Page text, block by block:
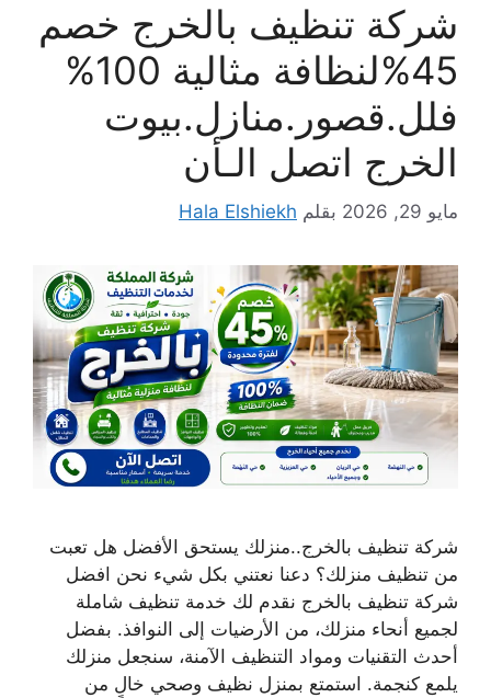
شركة تنظيف بالخرج خصم
45%لنظافة مثالية 100%
فلل.قصور.منازل.بيوت
الخرج اتصل الـأن
مايو 29, 2026 بقلم Hala Elshiekh
شركة تنظيف بالخرج..منزلك يستحق الأفضل هل تعبت
من تنظيف منزلك؟ دعنا نعتني بكل شيء نحن افضل
شركة تنظيف بالخرج نقدم لك خدمة تنظيف شاملة
لجميع أنحاء منزلك، من الأرضيات إلى النوافذ. بفضل
أحدث التقنيات ومواد التنظيف الآمنة، سنجعل منزلك
يلمع كنجمة. استمتع بمنزل نظيف وصحي خالٍ من